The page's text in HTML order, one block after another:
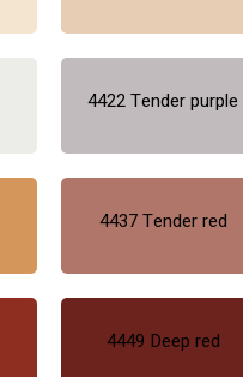
4422 Tender purple
4437 Tender red
4449 Deep red